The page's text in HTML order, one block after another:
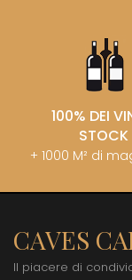
100% DEI
STOCK
+ 1000 M² di
CAVES
Il piacere di